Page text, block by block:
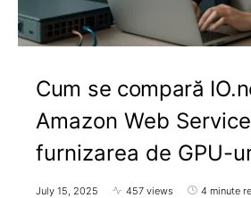
Cum se compară
Amazon Web
furnizarea de GPU-
July 15, 2025 457 views 4 minute